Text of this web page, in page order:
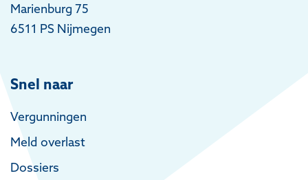
Marienburg 75
6511 PS Nijmegen
Snel naar
Vergunningen
Meld overlast
Dossiers